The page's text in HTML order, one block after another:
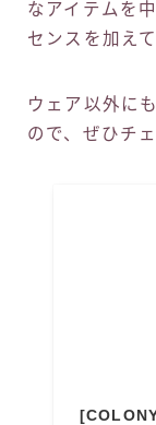
なアイテムを
センスを加え
ウェア以外に
ので、ぜひチ